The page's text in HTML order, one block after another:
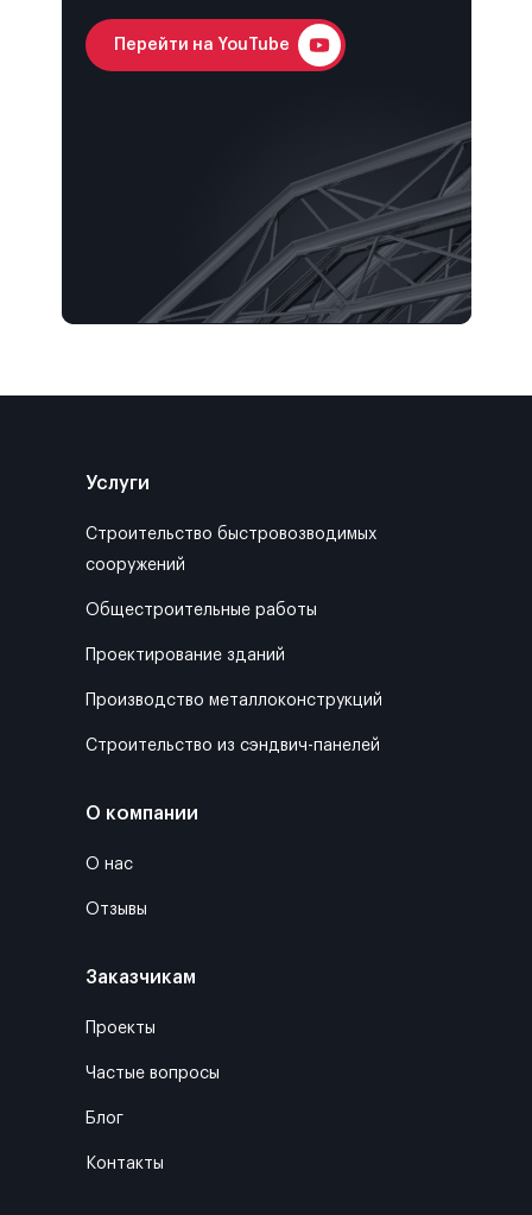
Перейти на YouTube
Услуги
Строительство быстровозводимых
сооружений
Общестроительные работы
Проектирование зданий
Производство металлоконструкций
Строительство из сэндвич-панелей
О компании
О нас
Отзывы
Заказчикам
Проекты
Частые вопросы
Блог
Контакты